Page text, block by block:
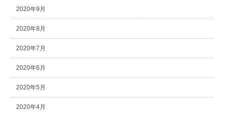
2020年9月
2020年8月
2020年7月
2020年6月
2020年5月
2020年4月